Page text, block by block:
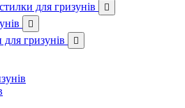
для гризунів 

для гризунів 